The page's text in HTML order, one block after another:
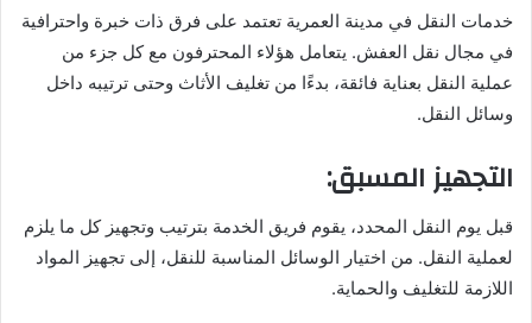
خدمات النقل في مدينة العمرية تعتمد على فرق ذات خبرة واحترافية
في مجال نقل العفش. يتعامل هؤلاء المحترفون مع كل جزء من
عملية النقل بعناية فائقة، بدءًا من تغليف الأثاث وحتى ترتيبه داخل
وسائل النقل.
التجهيز المسبق:
قبل يوم النقل المحدد، يقوم فريق الخدمة بترتيب وتجهيز كل ما يلزم
لعملية النقل. من اختيار الوسائل المناسبة للنقل، إلى تجهيز المواد
اللازمة للتغليف والحماية.